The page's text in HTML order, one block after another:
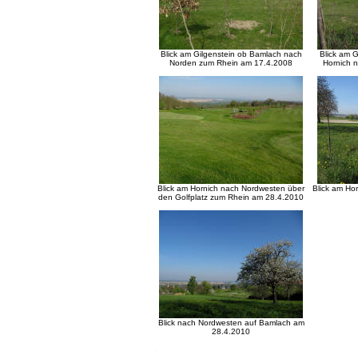
Blick am Gilgenstein ob Bamlach nach
Norden zum Rhein am 17.4.2008
Blick am
Hornich
Blick am Hornich nach Nordwesten über
den Golfplatz zum Rhein am 28.4.2010
Blick am
Blick nach Nordwesten auf Bamlach am
28.4.2010